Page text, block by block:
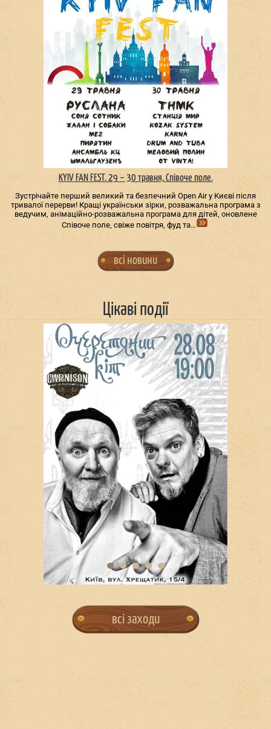
KYIV FAN FEST. 29 – 30 травня, Співоче поле.
Зустрічайте перший великий та безпечний Open Air у Києві після
тривалої перерви! Кращі українськи зірки, розважальна програма з
ведучим, анімаційно-розважальна програма для дітей, оновлене
Співоче поле, свіже повітря, фуд та…
всі новини
Цікаві події
всі заходи